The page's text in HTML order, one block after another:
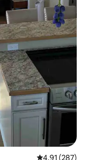
Средна
4,91 (287)